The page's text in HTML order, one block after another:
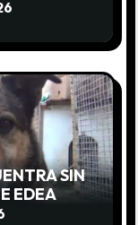
SIN
EDEA
AVISO